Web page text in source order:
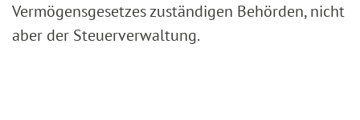
Vermögensgesetzes zuständigen Behörden, nicht
aber der Steuerverwaltung.